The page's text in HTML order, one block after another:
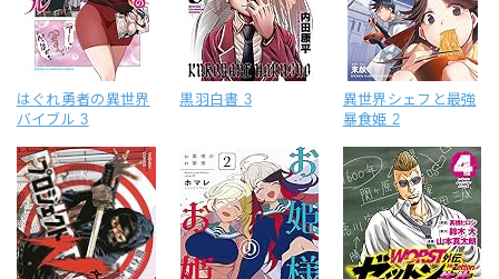
はぐれ勇者の異世界
バイブル 3
黒羽白書 3
異世界シェフと最強
暴食姫 2